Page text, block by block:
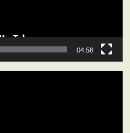
04:58